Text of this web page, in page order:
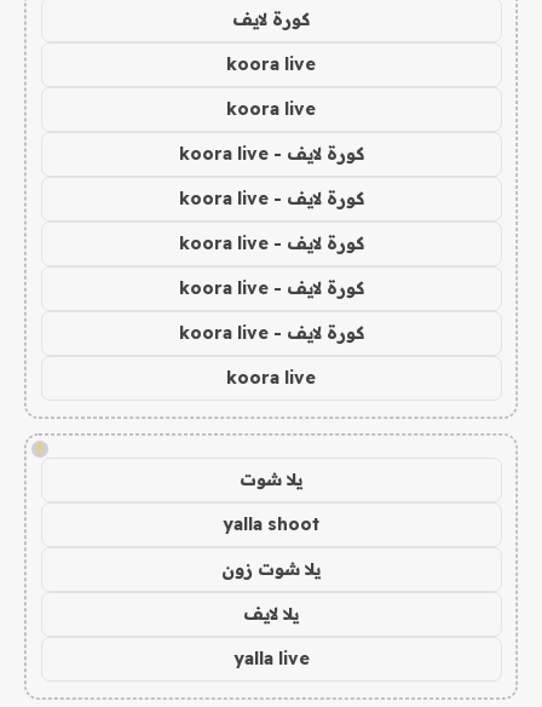
كورة لايف
koora live
koora live
كورة لايف - koora live
كورة لايف - koora live
كورة لايف - koora live
كورة لايف - koora live
كورة لايف - koora live
koora live
!
يلا شوت
yalla shoot
يلا شوت زون
يلا لايف
yalla live